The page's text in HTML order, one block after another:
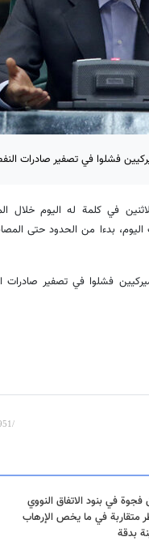
فشلوا في تصفير صادرات
في كلمة له اليوم خلال
بدءا من الحدود حتى
فشلوا في تصفير
في بنود الاتفاق النووي
متقاربة في ما يخص الإرهاب
بدقة